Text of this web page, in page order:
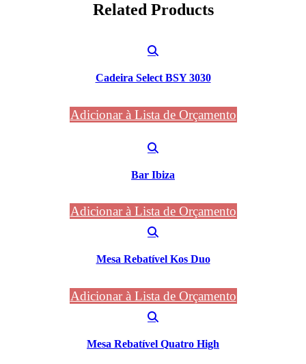
Related Products
Cadeira Select BSY 3030
Adicionar à Lista de Orçamento
Bar Ibiza
Adicionar à Lista de Orçamento
Mesa Rebatível Kos Duo
Adicionar à Lista de Orçamento
Mesa Rebatível Quatro High